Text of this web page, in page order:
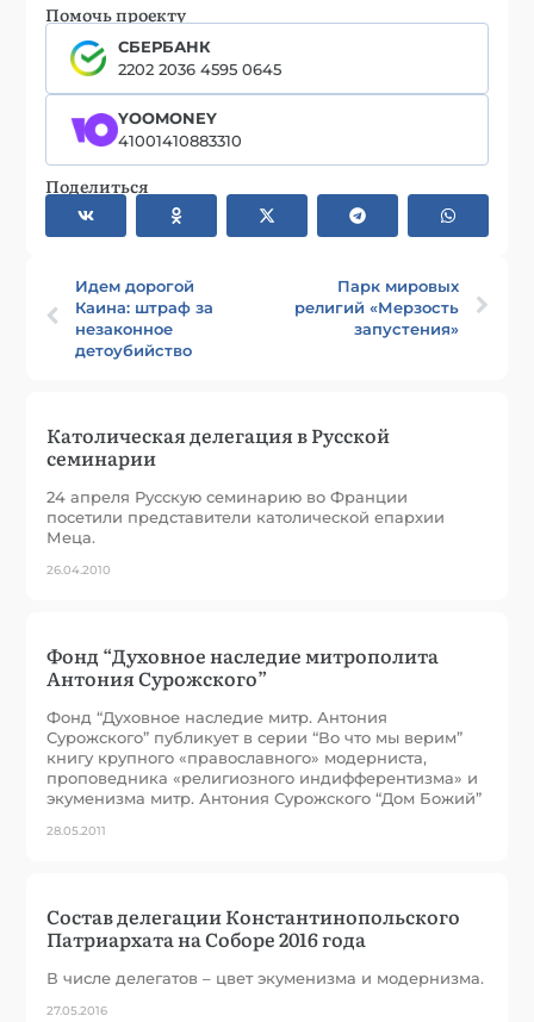
Помочь проекту
СБЕРБАНК
2202 2036 4595 0645
YOOMONEY
41001410883310
Поделиться
Идем дорогой
Каина: штраф за
незаконное
детоубийство
Парк мировых
религий «Мерзость
запустения»
Католическая делегация в Русской
семинарии
24 апреля Русскую семинарию во Франции
посетили представители католической епархии
Меца.
26.04.2010
Фонд “Духовное наследие митрополита
Антония Сурожского”
Фонд “Духовное наследие митр. Антония
Сурожского” публикует в серии “Во что мы верим”
книгу крупного «православного» модерниста,
проповедника «религиозного индифферентизма» и
экуменизма митр. Антония Сурожского “Дом Божий”
28.05.2011
Состав делегации Константинопольского
Патриархата на Соборе 2016 года
В числе делегатов – цвет экуменизма и модернизма.
27.05.2016